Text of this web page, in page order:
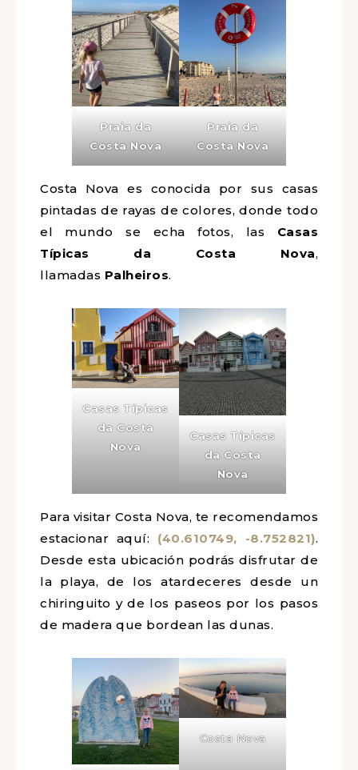
Praia da
Costa Nova
Praia da
Costa Nova
Costa Nova es conocida por sus casas
pintadas de rayas de colores, donde todo
el mundo se echa fotos, las Casas
Típicas da Costa Nova,
llamadas Palheiros.
Casas Típicas
da Costa
Nova
Casas Típicas
da Costa
Nova
Para visitar Costa Nova, te recomendamos
estacionar aquí: (40.610749, -8.752821).
Desde esta ubicación podrás disfrutar de
la playa, de los atardeceres desde un
chiringuito y de los paseos por los pasos
de madera que bordean las dunas.
Costa Nova